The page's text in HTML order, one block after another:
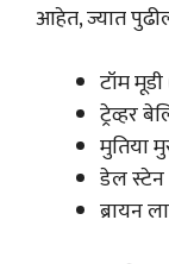
आहेत, ज्यात
टॉम
ट्रेव्हर
मुतिया
डेल स्टेन
ब्रायन